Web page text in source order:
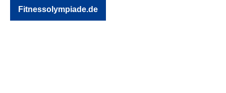
Fitnessolympiade.de